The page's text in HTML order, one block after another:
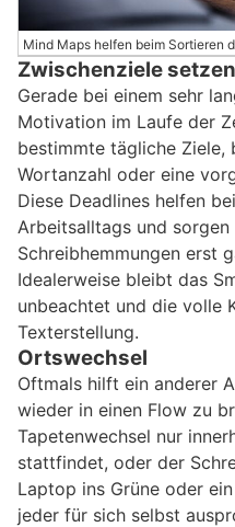
Mind Maps helfen beim Sortieren
Zwischenziele setzen
Gerade bei einem sehr
Motivation im Laufe der
bestimmte tägliche Ziele,
Wortanzahl oder eine
Diese Deadlines helfen
Arbeitsalltags und
Schreibhemmungen erst
Idealerweise bleibt das
unbeachtet und die volle
Texterstellung.
Ortswechsel
Oftmals hilft ein anderer
wieder in einen Flow zu
Tapetenwechsel nur
stattfindet, oder der
Laptop ins Grüne oder
jeder für sich selbst